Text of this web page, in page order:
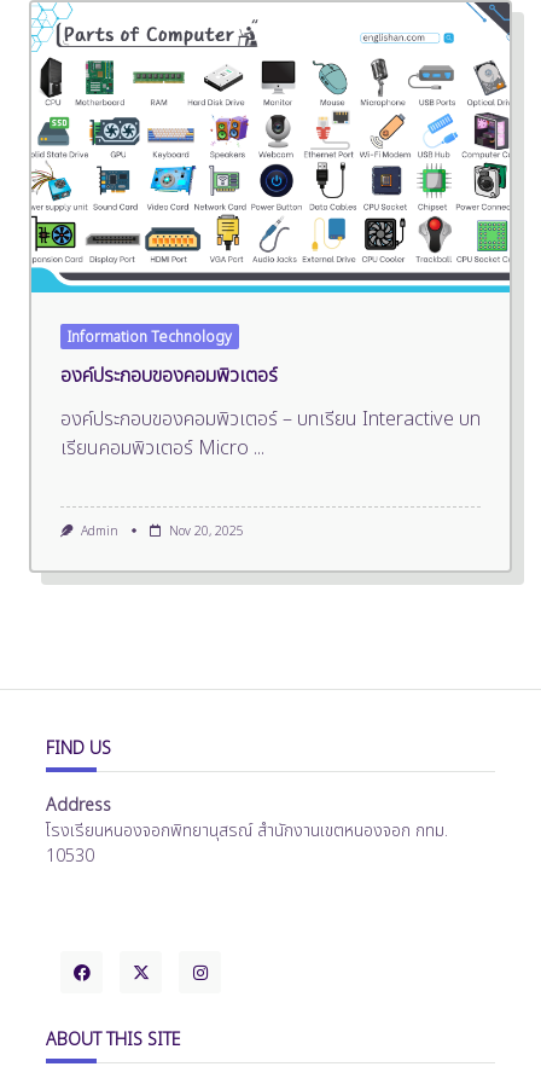
Information Technology
องค์ประกอบของคอมพิวเตอร์
องค์ประกอบของคอมพิวเตอร์ – บทเรียน Interactive บท
เรียนคอมพิวเตอร์ Micro ...
Admin Nov 20, 2025
FIND US
Address
โรงเรียนหนองจอกพิทยานุสรณ์ สำนักงานเขตหนองจอก กทม.
10530
ABOUT THIS SITE